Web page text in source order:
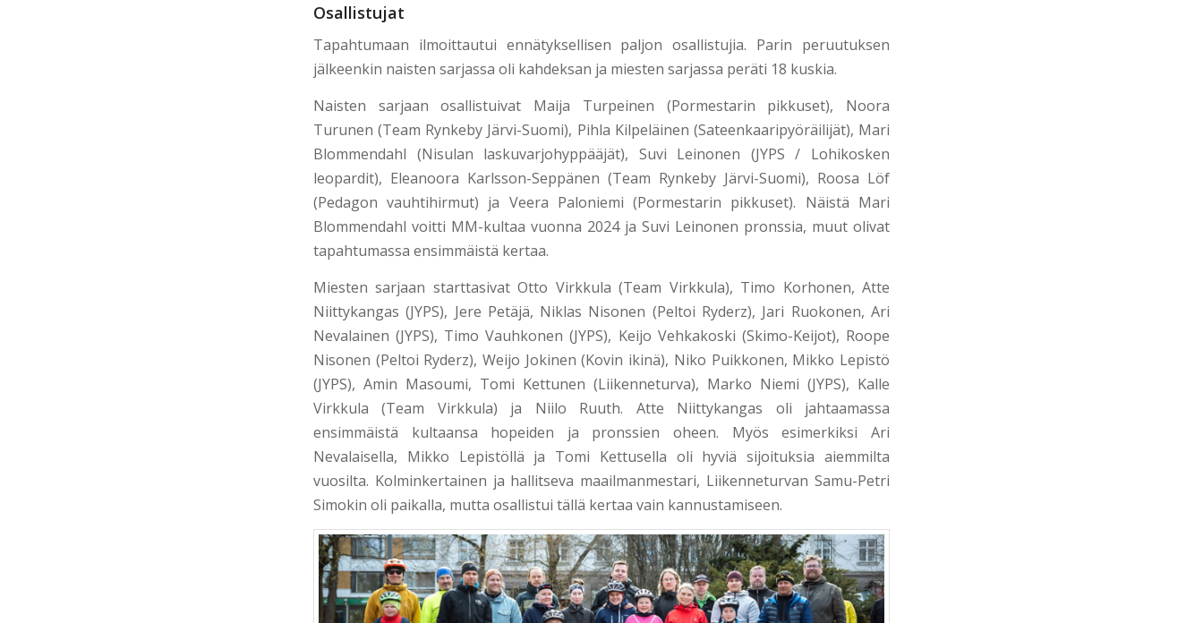
Osallistujat
Tapahtumaan ilmoittautui ennätyksellisen paljon osallistujia. Parin peruutuksen
jälkeenkin naisten sarjassa oli kahdeksan ja miesten sarjassa peräti 18 kuskia.
Naisten sarjaan osallistuivat Maija Turpeinen (Pormestarin pikkuset), Noora
Turunen (Team Rynkeby Järvi-Suomi), Pihla Kilpeläinen (Sateenkaaripyöräilijät), Mari
Blommendahl (Nisulan laskuvarjohyppääjät), Suvi Leinonen (JYPS / Lohikosken
leopardit), Eleanoora Karlsson-Seppänen (Team Rynkeby Järvi-Suomi), Roosa Löf
(Pedagon vauhtihirmut) ja Veera Paloniemi (Pormestarin pikkuset). Näistä Mari
Blommendahl voitti MM-kultaa vuonna 2024 ja Suvi Leinonen pronssia, muut olivat
tapahtumassa ensimmäistä kertaa.
Miesten sarjaan starttasivat Otto Virkkula (Team Virkkula), Timo Korhonen, Atte
Niittykangas (JYPS), Jere Petäjä, Niklas Nisonen (Peltoi Ryderz), Jari Ruokonen, Ari
Nevalainen (JYPS), Timo Vauhkonen (JYPS), Keijo Vehkakoski (Skimo-Keijot), Roope
Nisonen (Peltoi Ryderz), Weijo Jokinen (Kovin ikinä), Niko Puikkonen, Mikko Lepistö
(JYPS), Amin Masoumi, Tomi Kettunen (Liikenneturva), Marko Niemi (JYPS), Kalle
Virkkula (Team Virkkula) ja Niilo Ruuth. Atte Niittykangas oli jahtaamassa
ensimmäistä kultaansa hopeiden ja pronssien oheen. Myös esimerkiksi Ari
Nevalaisella, Mikko Lepistöllä ja Tomi Kettusella oli hyviä sijoituksia aiemmilta
vuosilta. Kolminkertainen ja hallitseva maailmanmestari, Liikenneturvan Samu-Petri
Simokin oli paikalla, mutta osallistui tällä kertaa vain kannustamiseen.